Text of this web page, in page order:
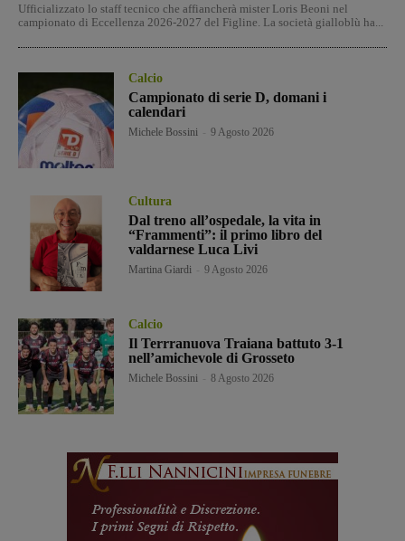
Ufficializzato lo staff tecnico che affiancherà mister Loris Beoni nel
campionato di Eccellenza 2026-2027 del Figline. La società gialloblù ha...
Calcio
Campionato di serie D, domani i
calendari
Michele Bossini 9 Agosto 2026
Cultura
Dal treno all’ospedale, la vita in
“Frammenti”: il primo libro del
valdarnese Luca Livi
Martina Giardi 9 Agosto 2026
Calcio
Il Terrranuova Traiana battuto 3-1
nell’amichevole di Grosseto
Michele Bossini 8 Agosto 2026